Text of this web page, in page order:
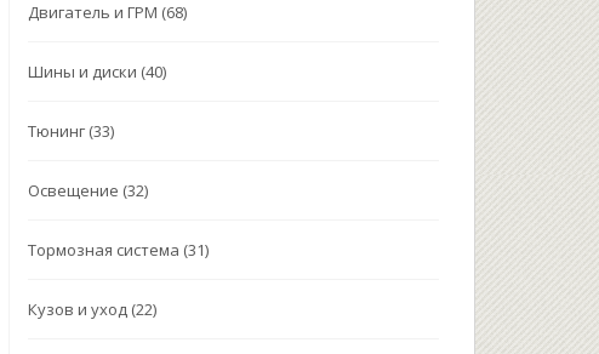
Двигатель и ГРМ (68)
Шины и диски (40)
Тюнинг (33)
Освещение (32)
Тормозная система (31)
Кузов и уход (22)